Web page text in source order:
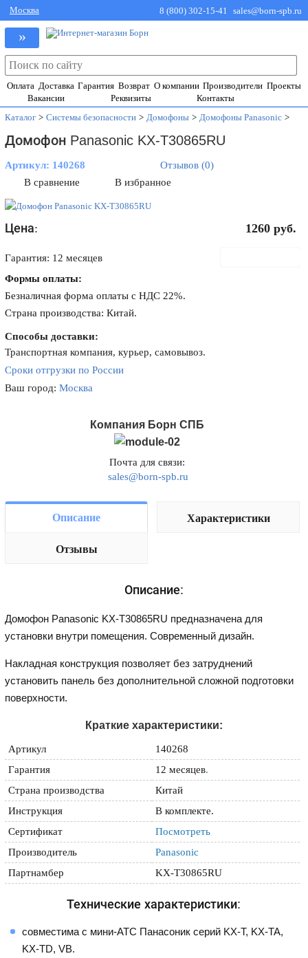
Москва 8 (800) 302-15-41 sales@born-spb.ru
»
Оплата Доставка Гарантия Возврат О компании Производители Проекты
Вакансии
Реквизиты
Контакты
Каталог > Системы безопасности > Домофоны > Домофоны Panasonic >
Домофон Panasonic KX-T30865RU
Артикул: 140268
Отзывов (0)
В сравнение
В избранное
Цена: 1260 руб.
Гарантия: 12 месяцев
Формы оплаты:
Безналичная форма оплаты с НДС 22%.
Страна производства: Китай.
Способы доставки:
Транспортная компания, курьер, самовывоз.
Сроки отгрузки по России
Ваш город:Москва
Компания Борн СПБ
Почта для связи:
sales@born-spb.ru
Описание Характеристики
Отзывы
Описание:
Домофон Panasonic KX-T30865RU предназначена для
установки внутри помещения. Современный дизайн.
Накладная конструкция позволяет без затруднений
установить панель без дополнительной сложной подготовки
поверхности.
Краткие характеристики:
Артикул
140268
Гарантия
12 месяцев.
Страна производства
Китай
Инструкция
В комплекте.
Сертификат
Посмотреть
Производитель
Panasonic
Партнамбер
KX-T30865RU
Технические характеристики:
совместима с мини-АТС Панасоник серий KX-T, KX-TA,
KX-TD, VB.